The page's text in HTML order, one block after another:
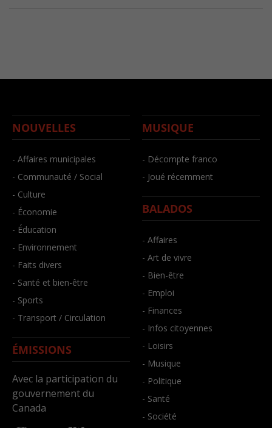
NOUVELLES
- Affaires municipales
- Communauté / Social
- Culture
- Économie
- Éducation
- Environnement
- Faits divers
- Santé et bien-être
- Sports
- Transport / Circulation
ÉMISSIONS
Avec la participation du
gouvernement du
Canada
MUSIQUE
- Décompte franco
- Joué récemment
BALADOS
- Affaires
- Art de vivre
- Bien-être
- Emploi
- Finances
- Infos citoyennes
- Loisirs
- Musique
- Politique
- Santé
- Société